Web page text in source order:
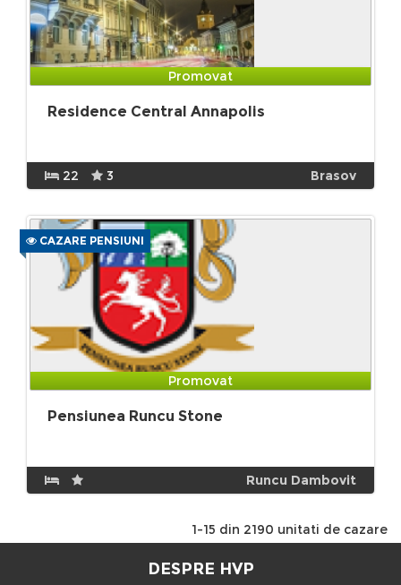
Promovat
Residence Central Annapolis
22 3 Brasov
CAZARE PENSIUNI
Promovat
Pensiunea Runcu Stone
Runcu Dambovit
1-15 din 2190 unitati de cazare
DESPRE HVP